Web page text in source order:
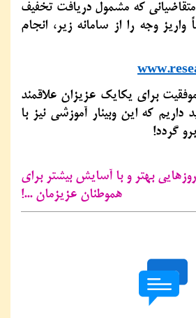
متقاضیانی که مشمول دریافت تخفیف
واریز وجه را از سامانه زیر، انجام
برای یکایک عزیزان علاقمند
که این وبینار آموزشی نیز با
گردد!
بهتر و با آسایش بیشتر برای
هموطنان عزیزمان ...!